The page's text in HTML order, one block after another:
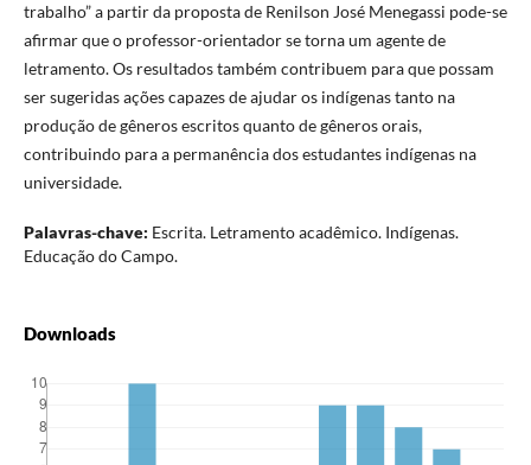
trabalho” a partir da proposta de Renilson José Menegassi pode-se
afirmar que o professor-orientador se torna um agente de
letramento. Os resultados também contribuem para que possam
ser sugeridas ações capazes de ajudar os indígenas tanto na
produção de gêneros escritos quanto de gêneros orais,
contribuindo para a permanência dos estudantes indígenas na
universidade.
Palavras-chave: Escrita. Letramento acadêmico. Indígenas.
Educação do Campo.
Downloads